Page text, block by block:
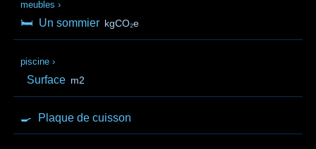
meubles ›
🛏️ Un sommier kgCO₂e
piscine ›
Surface m2
🍳 Plaque de cuisson